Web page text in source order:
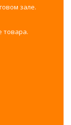
зале.
товара.